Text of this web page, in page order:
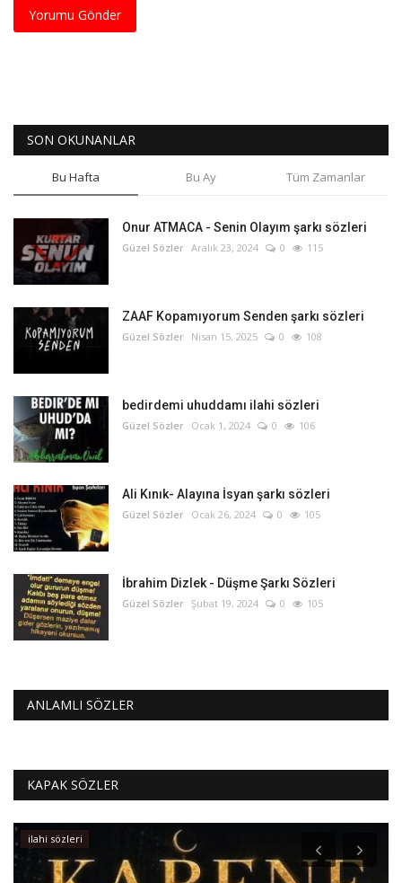
Yorumu Gönder
SON OKUNANLAR
Bu Hafta Bu Ay Tüm Zamanlar
Onur ATMACA - Senin Olayım şarkı sözleri
Güzel Sözler Aralık 23, 2024 0 115
ZAAF Kopamıyorum Senden şarkı sözleri
Güzel Sözler Nisan 15, 2025 0 108
bedirdemi uhuddamı ilahi sözleri
Güzel Sözler Ocak 1, 2024 0 106
Ali Kınık- Alayına İsyan şarkı sözleri
Güzel Sözler Ocak 26, 2024 0 105
İbrahim Dizlek - Düşme Şarkı Sözleri
Güzel Sözler Şubat 19, 2024 0 105
ANLAMLI SÖZLER
KAPAK SÖZLER
ilahi sözleri